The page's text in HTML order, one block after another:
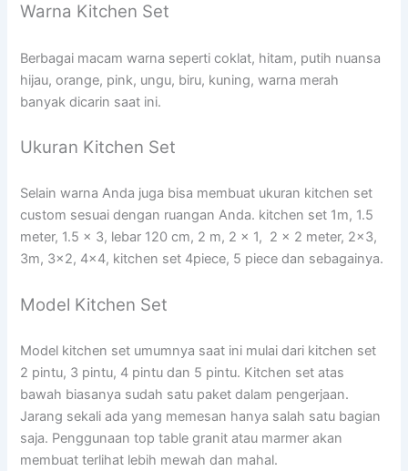
Warna Kitchen Set
Berbagai macam warna seperti coklat, hitam, putih nuansa
hijau, orange, pink, ungu, biru, kuning, warna merah
banyak dicarin saat ini.
Ukuran Kitchen Set
Selain warna Anda juga bisa membuat ukuran kitchen set
custom sesuai dengan ruangan Anda. kitchen set 1m, 1.5
meter, 1.5 x 3, lebar 120 cm, 2 m, 2 x 1, 2 x 2 meter, 2×3,
3m, 3×2, 4×4, kitchen set 4piece, 5 piece dan sebagainya.
Model Kitchen Set
Model kitchen set umumnya saat ini mulai dari kitchen set
2 pintu, 3 pintu, 4 pintu dan 5 pintu. Kitchen set atas
bawah biasanya sudah satu paket dalam pengerjaan.
Jarang sekali ada yang memesan hanya salah satu bagian
saja. Penggunaan top table granit atau marmer akan
membuat terlihat lebih mewah dan mahal.